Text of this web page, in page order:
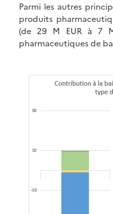
Parmi les autres
produits
(de 29 M EUR à 7
pharmaceutiques de